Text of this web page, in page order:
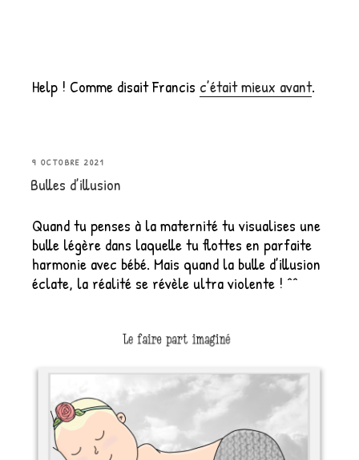
Help ! Comme disait Francis c’était mieux avant.
PUBLIÉ
LE
9 OCTOBRE 2021
Bulles d’illusion
Quand tu penses à la maternité tu visualises une
bulle légère dans laquelle tu flottes en parfaite
harmonie avec bébé. Mais quand la bulle d’illusion
éclate, la réalité se révèle ultra violente ! ^^